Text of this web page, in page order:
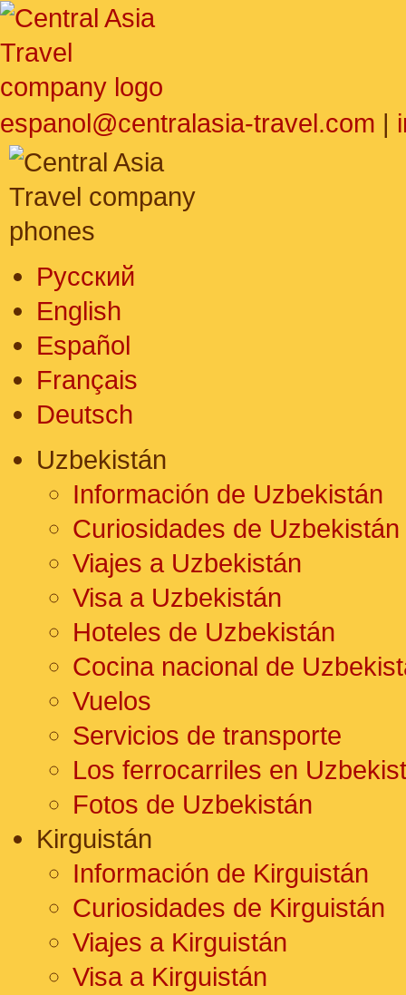
espanol@centralasia-travel.com |
Русский
English
Español
Français
Deutsch
Uzbekistán
Información de Uzbekistán
Curiosidades de Uzbekistán
Viajes a Uzbekistán
Visa a Uzbekistán
Hoteles de Uzbekistán
Cocina nacional de
Vuelos
Servicios de transporte
Los ferrocarriles en
Fotos de Uzbekistán
Kirguistán
Información de Kirguistán
Curiosidades de Kirguistán
Viajes a Kirguistán
Visa a Kirguistán